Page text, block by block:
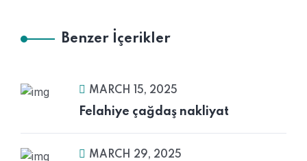
Benzer İçerikler
MARCH 15, 2025
Felahiye çağdaş nakliyat
MARCH 29, 2025